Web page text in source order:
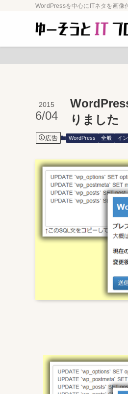
WordPressを中心にITネタを画像
りました
2015
6/04
広告 WordPress 全般 イ